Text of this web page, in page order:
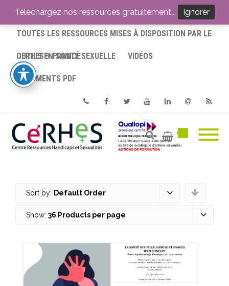
ACCUEIL
TOUTES LES RESSOURCES MISES À DISPOSITION PAR LE
CERHES® FRANCE
OUTILS EN SANTÉ SEXUELLE VIDÉOS
DOCUMENTS PDF
PhoneFacebookTwitterYoutube
Sort by: Default Order
Show: 36 Products per page
Téléchargez nos ressources gratuitement... Ignorer